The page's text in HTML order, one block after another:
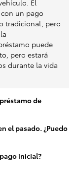
El
un pago
tradicional, pero
puede
pero estará
durante la vida
de
el pasado. ¿Puedo
inicial?